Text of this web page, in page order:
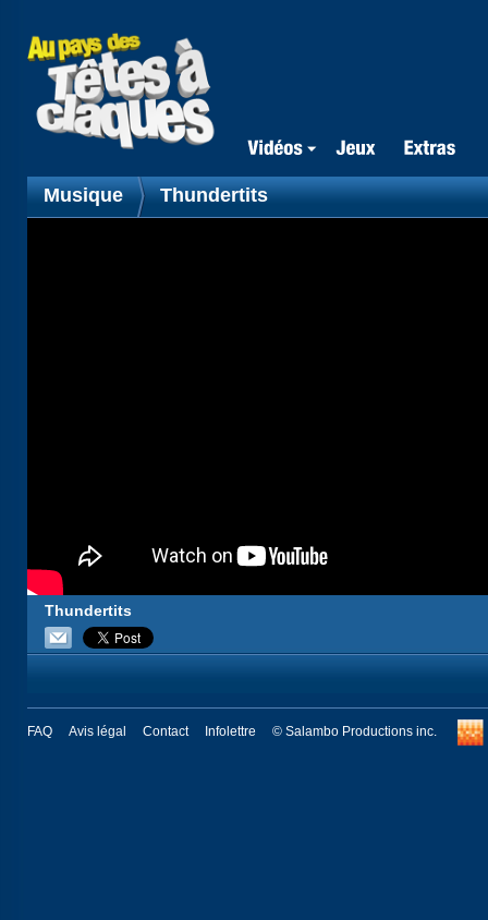
Musique Thundertits
Thundertits
FAQ Avis légal Contact Infolettre © Salambo Productions inc.